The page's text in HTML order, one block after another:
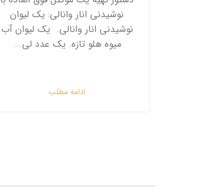
نوشیدنی انار وانالی: یک لیوان
نوشیدنی انار وانالی. یک لیوان آب
میوه هلو تازه. یک عدد لی...
ادامه مطلب